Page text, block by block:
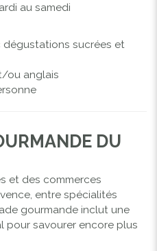
au samedi
dégustations sucrées et
ou anglais
DU
et des commerces
entre spécialités
gourmande inclut une
pour savourer encore plus